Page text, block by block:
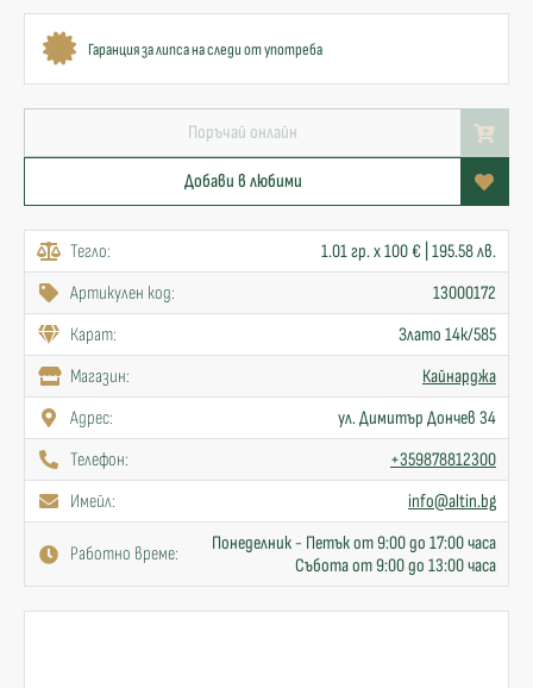
Гаранция за липса на следи от употреба
Поръчай онлайн
Добави в любими
Тегло:
1.01 гр. x 100 € | 195.58 лв.
Артикулен код:
13000172
Карат:
Злато 14к/585
Mагазин:
Кайнарджа
Адрес:
ул. Димитър Дончев 34
Телефон:
+359878812300
Имейл:
info@altin.bg
Работно време:
Понеделник - Петък от 9:00 до 17:00 часа
Събота от 9:00 до 13:00 часа